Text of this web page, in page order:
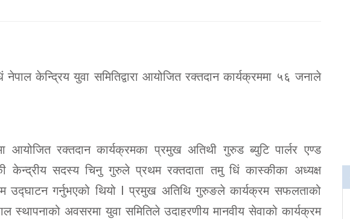
केन्द्रिय युवा समितिद्वारा आयोजित रक्तदान कार्यक्रममा ५६ जनाले
आयोजित रक्तदान कार्यक्रमका प्रमुख अतिथी गुरुड ब्युटि पार्लर एण्ड
केन्द्रीय सदस्य चिनु गुरु‌ले प्रथम रक्तदाता तमु धिं कास्कीका अध्यक्ष
उद्घाटन गर्नुभएको थियो I प्रमुख अतिथि गुरुङले कार्यक्रम सफलताको
स्थापनाको अवसरमा युवा समितिले उदाहरणीय मानवीय सेवाको कार्यक्रम